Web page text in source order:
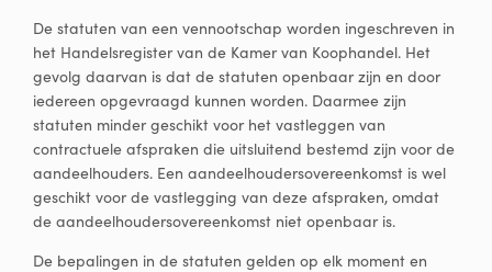
De statuten van een vennootschap worden ingeschreven in
het Handelsregister van de Kamer van Koophandel. Het
gevolg daarvan is dat de statuten openbaar zijn en door
iedereen opgevraagd kunnen worden. Daarmee zijn
statuten minder geschikt voor het vastleggen van
contractuele afspraken die uitsluitend bestemd zijn voor de
aandeelhouders. Een aandeelhoudersovereenkomst is wel
geschikt voor de vastlegging van deze afspraken, omdat
de aandeelhoudersovereenkomst niet openbaar is.
De bepalingen in de statuten gelden op elk moment en